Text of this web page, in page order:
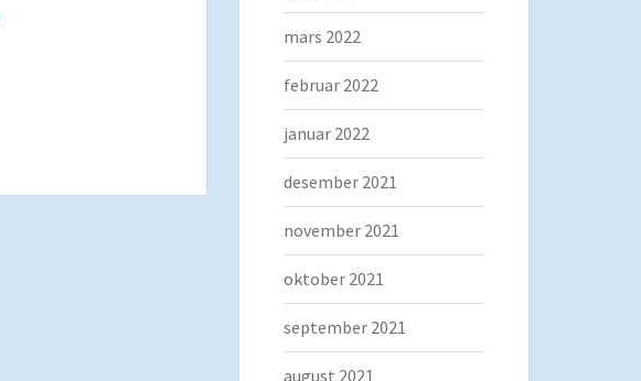
mars 2022
februar 2022
januar 2022
desember 2021
november 2021
oktober 2021
september 2021
august 2021